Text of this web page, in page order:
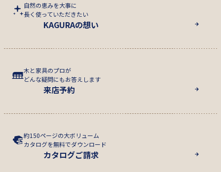
自然の恵みを大事に
長く使っていただきたい
KAGURAの想い
木と家具のプロが
どんな疑問にもお答えします
来店予約
約150ページの大ボリューム
カタログを無料でダウンロード
カタログご請求